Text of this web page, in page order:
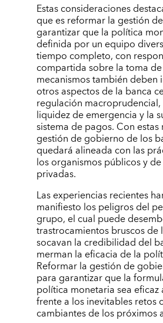
Estas consideraciones
que es reformar la gestión
garantizar que la política
definida por un equipo
tiempo completo, con
compartida sobre la toma
mecanismos también deben
otros aspectos de la banca
regulación
liquidez de emergencia y la
sistema de pagos. Con
gestión de gobierno de los
quedará alineada con las
los organismos públicos y
privadas.
Las experiencias recientes
manifiesto los peligros del
grupo, el cual puede
trastrocamientos bruscos de
socavan la credibilidad del
merman la eficacia de la
Reformar la gestión de
para garantizar que la
política monetaria sea
frente a los inevitables retos
cambiantes de los próximos